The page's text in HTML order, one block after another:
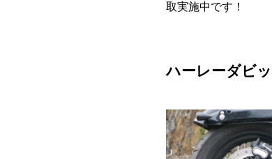
取実施中です！
ハーレーダビ